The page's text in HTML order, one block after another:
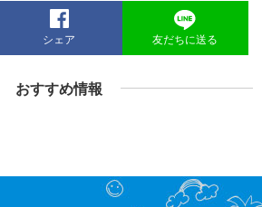
シェア 友だちに送る
おすすめ情報